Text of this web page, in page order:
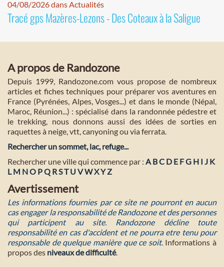
04/08/2026 dans Actualités
Tracé gps Mazères-Lezons - Des Coteaux à la Saligue
A propos de Randozone
Depuis 1999, Randozone.com vous propose de nombreux
articles et fiches techniques pour préparer vos aventures en
France (Pyrénées, Alpes, Vosges...) et dans le monde (Népal,
Maroc, Réunion...) : spécialisé dans la randonnée pédestre et
le trekking, nous donnons aussi des idées de sorties en
raquettes à neige, vtt, canyoning ou via ferrata.
Rechercher un sommet, lac, refuge...
Rechercher une ville qui commence par : A BC D E FG H I J K
L M NO PQ RST U VWXYZ
Avertissement
Les informations fournies par ce site ne pourront en aucun
cas engager la responsabilité de Randozone et des personnes
qui participent au site. Randozone décline toute
responsabilité en cas d'accident et ne pourra etre tenu pour
responsable de quelque manière que ce soit. Informations à
propos des niveaux de difficulté.